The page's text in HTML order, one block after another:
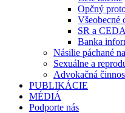
Opčný
Všeobecné
SR a
Banka
Násilie páchané
Sexuálne a
Advokačná
PUBLIKÁCIE
MÉDIÁ
Podporte nás